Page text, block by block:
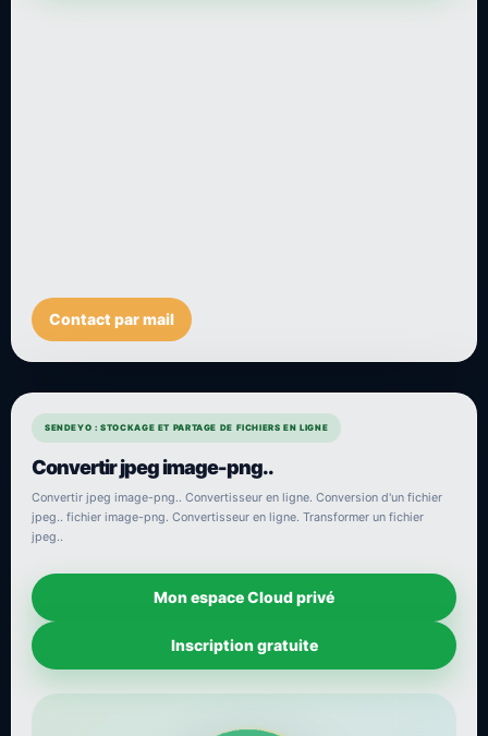
Contact par mail
SENDEYO : STOCKAGE ET PARTAGE DE FICHIERS EN LIGNE
Convertir jpeg image-png..
Convertir jpeg image-png.. Convertisseur en ligne. Conversion d'un fichier
jpeg.. fichier image-png. Convertisseur en ligne. Transformer un fichier
jpeg..
Mon espace Cloud privé
Inscription gratuite